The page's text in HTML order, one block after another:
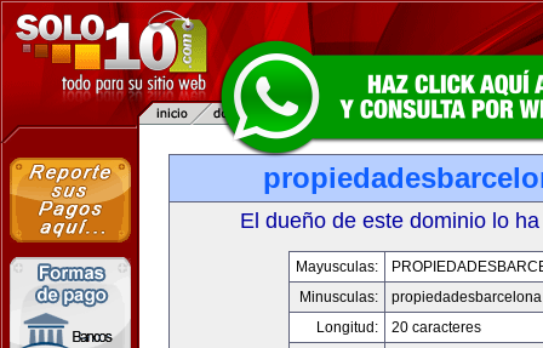
El dueño de este dominio lo
Mayusculas:
Minusculas:
Longitud:
20 caracteres